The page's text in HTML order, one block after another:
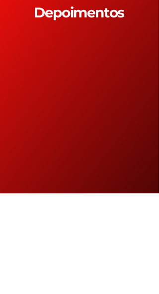
Depoimentos